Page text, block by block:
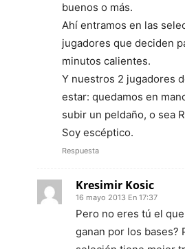
buenos o más.
Ahí entramos en las
jugadores que deciden
minutos calientes.
Y nuestros 2 jugadores
estar: quedamos en
subir un peldaño, o sea
Soy escéptico.
Respuesta
Kresimir Kosic
16 mayo 2013 En 17:37
Pero no eres tú el
ganan por los bases?